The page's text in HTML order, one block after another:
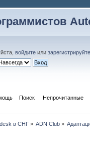
войдите или
Поиск Непрочитанные
в СНГ» ADN Club »